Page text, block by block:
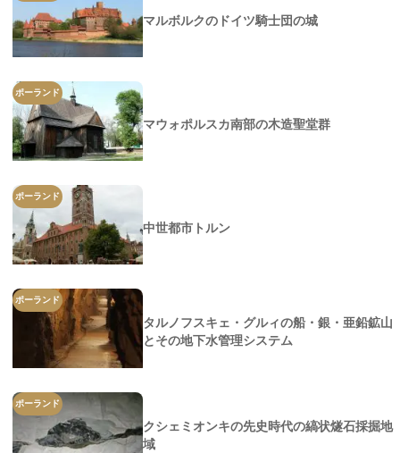
マルボルクのドイツ騎士団の城
ポーランド
マウォポルスカ南部の木造聖堂群
ポーランド
中世都市トルン
ポーランド
タルノフスキェ・グルィの船・銀・亜鉛鉱山
とその地下水管理システム
ポーランド
クシェミオンキの先史時代の縞状燧石採掘地
域